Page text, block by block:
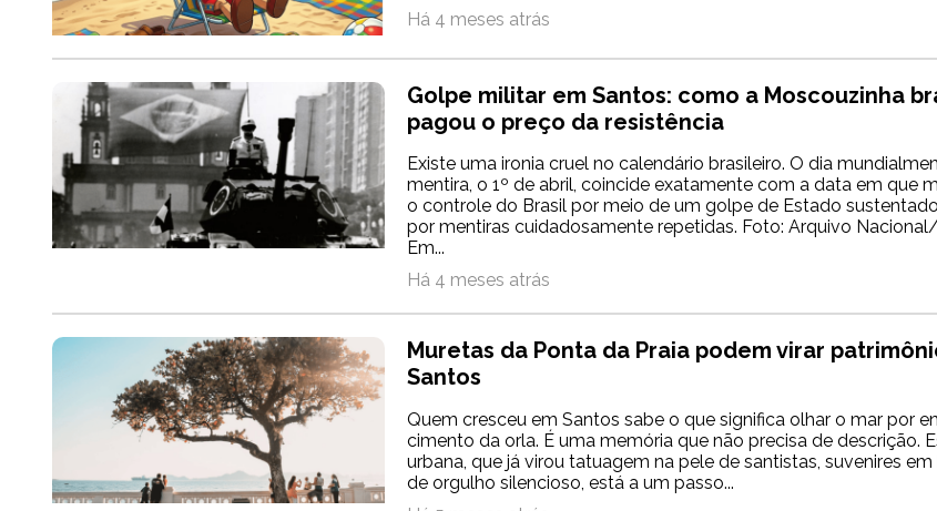
Há 4 meses atrás
Golpe militar em Santos: como a Moscouzinha
pagou o preço da resistência
Existe uma ironia cruel no calendário brasileiro. O dia
mentira, o 1º de abril, coincide exatamente com a data em que
o controle do Brasil por meio de um golpe de Estado
por mentiras cuidadosamente repetidas. Foto: Arquivo
Em...
Há 4 meses atrás
Muretas da Ponta da Praia podem virar
Santos
Quem cresceu em Santos sabe o que significa olhar o mar por
cimento da orla. É uma memória que não precisa de descrição.
urbana, que já virou tatuagem na pele de santistas, suvenires
de orgulho silencioso, está a um passo...